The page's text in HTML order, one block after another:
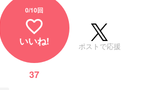
0/10回
favorite_border
いいね!
37
ポストで応援